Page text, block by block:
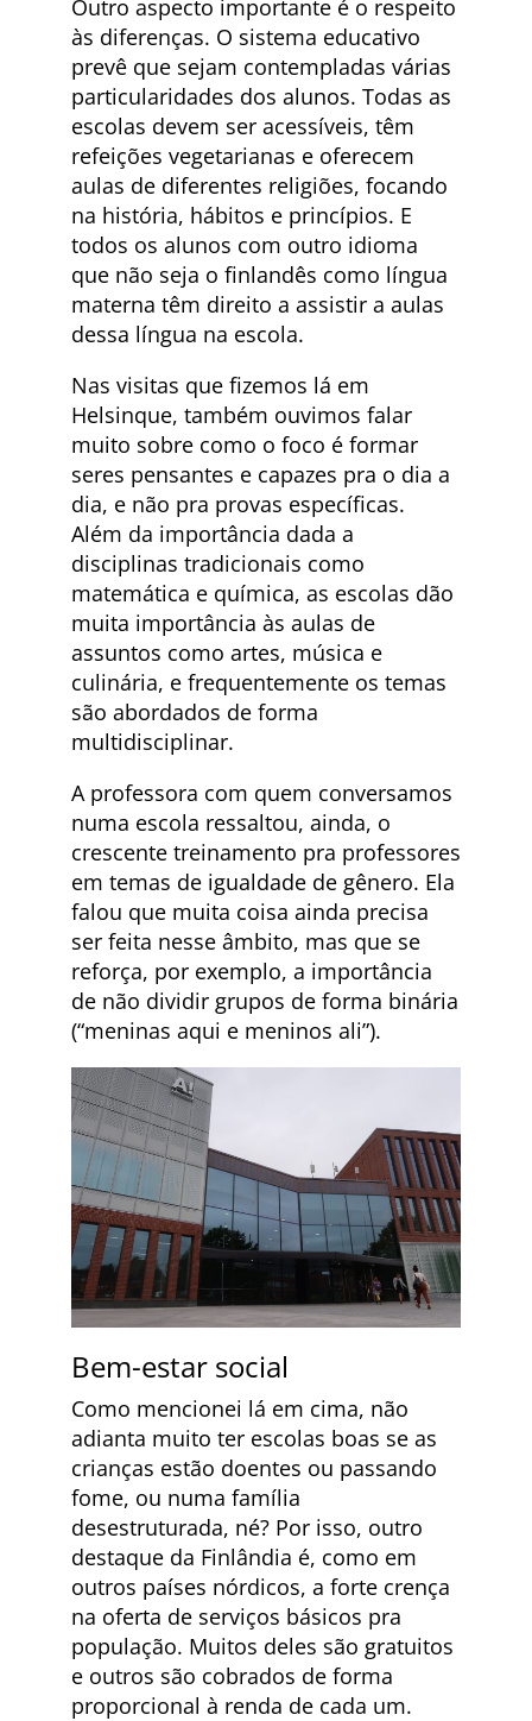
Outro aspecto importante é o respeito
às diferenças. O sistema educativo
prevê que sejam contempladas várias
particularidades dos alunos. Todas as
escolas devem ser acessíveis, têm
refeições vegetarianas e oferecem
aulas de diferentes religiões, focando
na história, hábitos e princípios. E
todos os alunos com outro idioma
que não seja o finlandês como língua
materna têm direito a assistir a aulas
dessa língua na escola.
Nas visitas que fizemos lá em
Helsinque, também ouvimos falar
muito sobre como o foco é formar
seres pensantes e capazes pra o dia a
dia, e não pra provas específicas.
Além da importância dada a
disciplinas tradicionais como
matemática e química, as escolas dão
muita importância às aulas de
assuntos como artes, música e
culinária, e frequentemente os temas
são abordados de forma
multidisciplinar.
A professora com quem conversamos
numa escola ressaltou, ainda, o
crescente treinamento pra professores
em temas de igualdade de gênero. Ela
falou que muita coisa ainda precisa
ser feita nesse âmbito, mas que se
reforça, por exemplo, a importância
de não dividir grupos de forma binária
(“meninas aqui e meninos ali”).
Bem-estar social
Como mencionei lá em cima, não
adianta muito ter escolas boas se as
crianças estão doentes ou passando
fome, ou numa família
desestruturada, né? Por isso, outro
destaque da Finlândia é, como em
outros países nórdicos, a forte crença
na oferta de serviços básicos pra
população. Muitos deles são gratuitos
e outros são cobrados de forma
proporcional à renda de cada um.